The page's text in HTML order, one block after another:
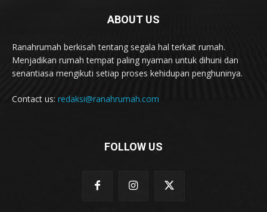
ABOUT US
Ranahrumah berkisah tentang segala hal terkait rumah.
Menjadikan rumah tempat paling nyaman untuk dihuni dan
senantiasa mengikuti setiap proses kehidupan penghuninya.
Contact us: redaksi@ranahrumah.com
FOLLOW US